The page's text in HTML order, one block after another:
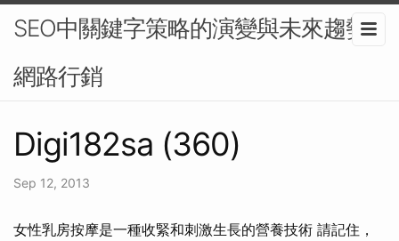
SEO中關鍵字策略的演變與未來趨勢-
網路行銷
Digi182sa (360)
Sep 12, 2013
女性乳房按摩是一種收緊和刺激生長的營養技術 請記住，